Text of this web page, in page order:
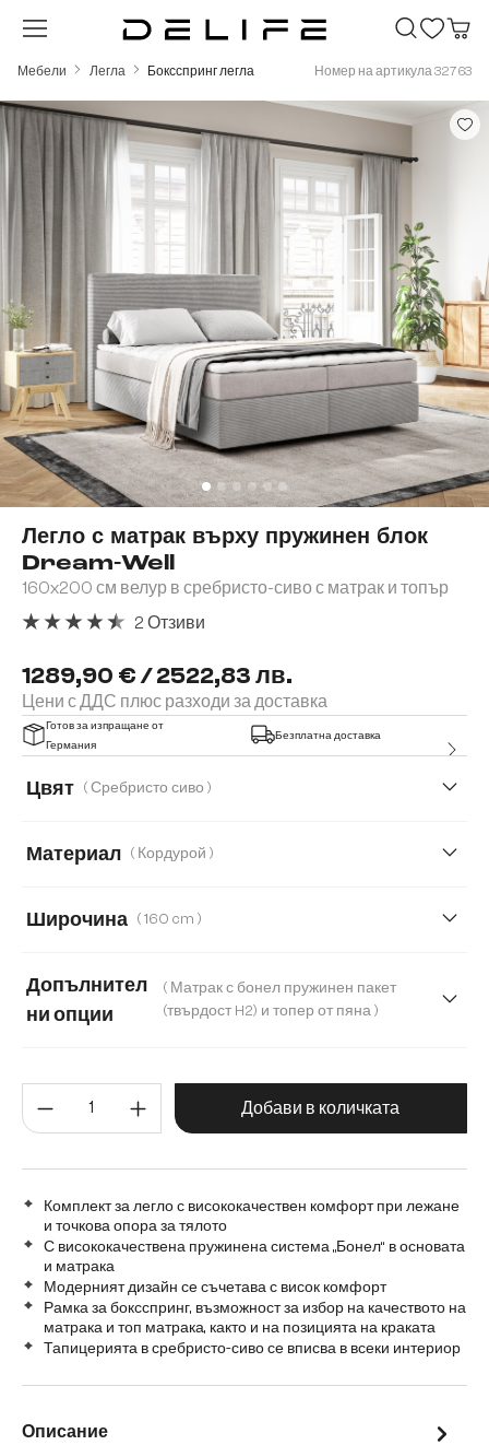
Преминете към основното съдържание
Мебели Легла Боксспринг легла Номер на артикула 32763
Легло с матрак върху пружинен блок
Dream-Well
160x200 см велур в сребристо-сиво с матрак и топър
1289,90 € / 2522,83 лв.
Цени с ДДС плюс разходи за доставка
2 Отзиви
Готов за изпращане от
Германия
Безплатна доставка
Цвят ( Сребристо сиво )
Материал ( Кордурой )
Широчина ( 160 cm )
200 cm
Допълнител
ни опции
( Матрак с бонел пружинен пакет
(твърдост H2) и топер от пяна )
Матрак с покет пружини H2/H3 и топер от мемори пяна
Количество на продукта:
Добави в количката
Комплект за легло с висококачествен комфорт при лежане
и точкова опора за тялото
С висококачествена пружинена система „Бонел“ в основата
и матрака
Модерният дизайн се съчетава с висок комфорт
Рамка за боксспринг, възможност за избор на качеството на
матрака и топ матрака, както и на позицията на краката
Тапицерията в сребристо-сиво се вписва в всеки интериор
Пропуснете галерия с изображения
Описание